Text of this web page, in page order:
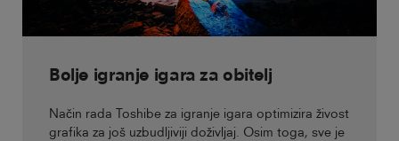
Bolje igranje igara za obitelj
Način rada Toshibe za igranje igara optimizira živost
grafika za još uzbudljiviji doživljaj. Osim toga, sve je